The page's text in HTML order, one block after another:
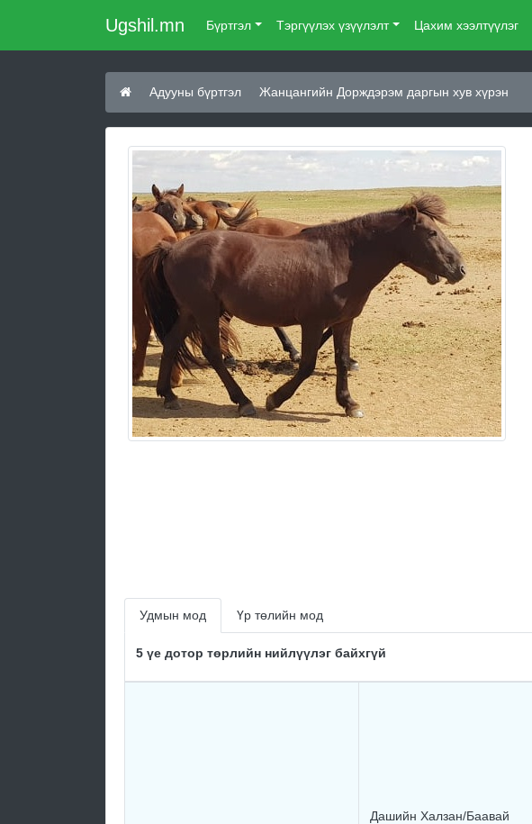
Ugshil.mn Бүртгэл Тэргүүлэх үзүүлэлт Цахим хээлтүүлэг
Адууны бүртгэл Жанцангийн Дорждэрэм даргын хув хүрэн
Удмын мод Үр төлийн мод
5 үе дотор төрлийн нийлүүлэг байхгүй
Дашийн Халзан/Баавай